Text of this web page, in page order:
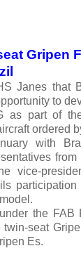
Gripen F
Janes that
to
as part of
ordered
with
vice-
the FAB
seat
Es.